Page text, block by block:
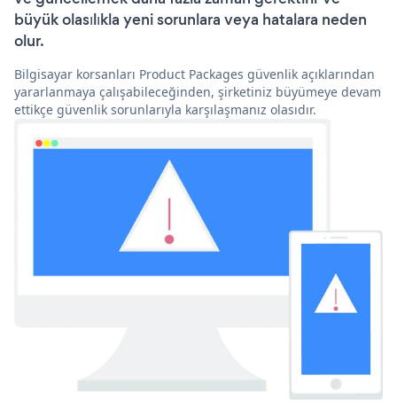
büyük olasılıkla yeni sorunlara veya hatalara neden
olur.
Bilgisayar korsanları Product Packages güvenlik açıklarından
yararlanmaya çalışabileceğinden, şirketiniz büyümeye devam
ettikçe güvenlik sorunlarıyla karşılaşmanız olasıdır.